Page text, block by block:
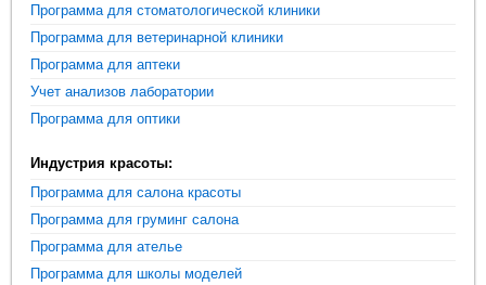
Программа для стоматологической клиники
Программа для ветеринарной клиники
Программа для аптеки
Учет анализов лаборатории
Программа для оптики
Индустрия красоты:
Программа для салона красоты
Программа для груминг салона
Программа для ателье
Программа для школы моделей